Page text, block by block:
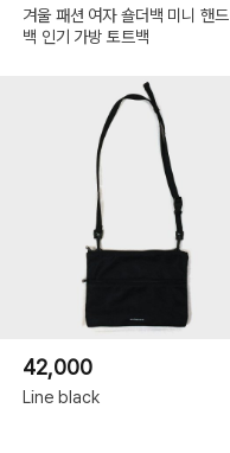
겨울 패션 여자 숄더백 미니 핸드
백 인기 가방 토트백
42,000
Line black